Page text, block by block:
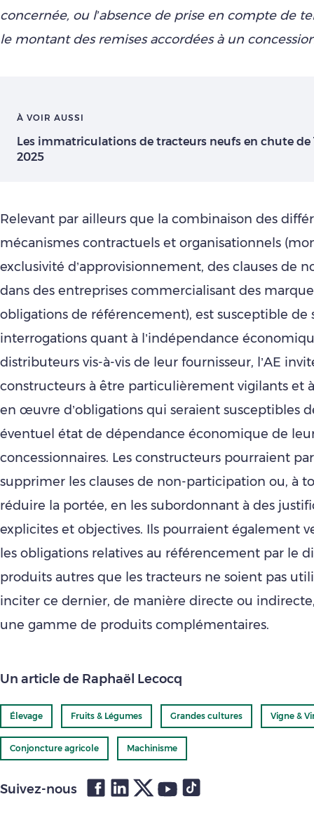
concernée, ou l’absence de prise en compte de
le montant des remises accordées à un
À VOIR AUSSI
Les immatriculations de tracteurs neufs en chute de
2025
Relevant par ailleurs que la combinaison des
mécanismes contractuels et organisationnels
exclusivité d’approvisionnement, des clauses de
dans des entreprises commercialisant des
obligations de référencement), est susceptible de
interrogations quant à l’indépendance
distributeurs vis-à-vis de leur fournisseur, l’AE
constructeurs à être particulièrement vigilants et
en œuvre d’obligations qui seraient susceptibles
éventuel état de dépendance économique de
concessionnaires. Les constructeurs pourraient
supprimer les clauses de non-participation ou, à
réduire la portée, en les subordonnant à des
explicites et objectives. Ils pourraient également
les obligations relatives au référencement par le
produits autres que les tracteurs ne soient pas
inciter ce dernier, de manière directe ou
une gamme de produits complémentaires.
Un article de Raphaël Lecocq
Élevage Fruits & Légumes Grandes cultures Vigne &
Conjoncture agricole Machinisme
Suivez-nous